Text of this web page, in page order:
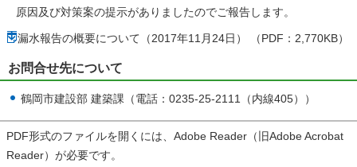
原因及び対策案の提示がありましたのでご報告します。
漏水報告の概要について（2017年11月24日） （PDF：2,770KB）
お問合せ先について
鶴岡市建設部 建築課（電話：0235-25-2111（内線405））
PDF形式のファイルを開くには、Adobe Reader（旧Adobe Acrobat
Reader）が必要です。